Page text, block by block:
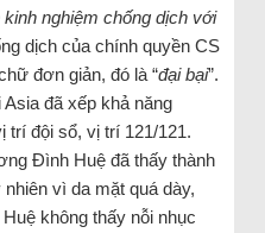
nghiệm chống dịch với
dịch của chính quyền CS
đơn giản, đó là “đại bại”.
đã xếp khả năng
trí đội sổ, vị trí 121/121.
Đình Huệ đã thấy thành
vì da mặt quá dày,
không thấy nỗi nhục